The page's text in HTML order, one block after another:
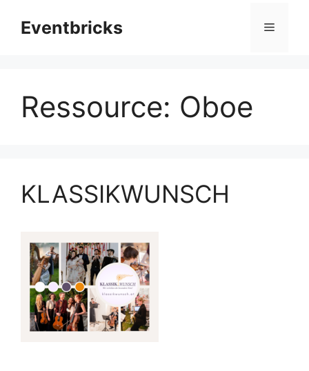
InhaltEventbricks Menü
Ressource: Oboe
KLASSIKWUNSCH